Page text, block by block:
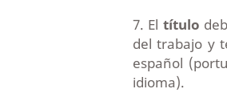
7. El título
del trabajo y
español
idioma).